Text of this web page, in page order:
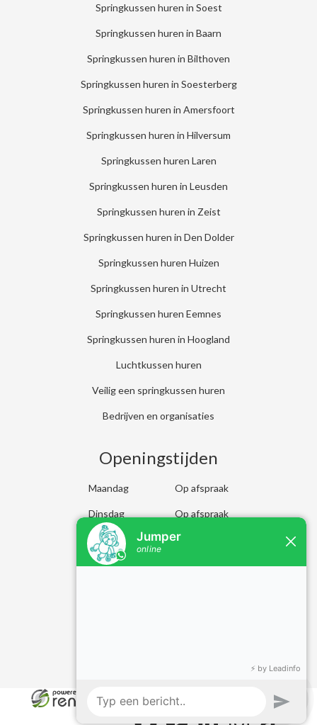
Springkussen huren in Soest
Springkussen huren in Baarn
Springkussen huren in Bilthoven
Springkussen huren in Soesterberg
Springkussen huren in Amersfoort
Springkussen huren in Hilversum
Springkussen huren Laren
Springkussen huren in Leusden
Springkussen huren in Zeist
Springkussen huren in Den Dolder
Springkussen huren Huizen
Springkussen huren in Utrecht
Springkussen huren Eemnes
Springkussen huren in Hoogland
Luchtkussen huren
Veilig een springkussen huren
Bedrijven en organisaties
Openingstijden
Maandag Op afspraak
Dinsdag Op afspraak
Woensdag Op afspraak
Donderdag Op afspraak
© 2026 - Jumpertjes